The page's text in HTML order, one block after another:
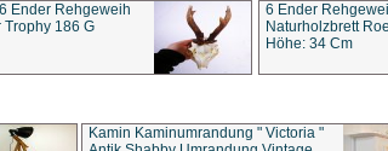
Ender Rehgeweih
Trophy 186 G
6 Ender
Naturholzbrett
Höhe: 34 Cm
Kamin Kaminumrandung " Victoria "